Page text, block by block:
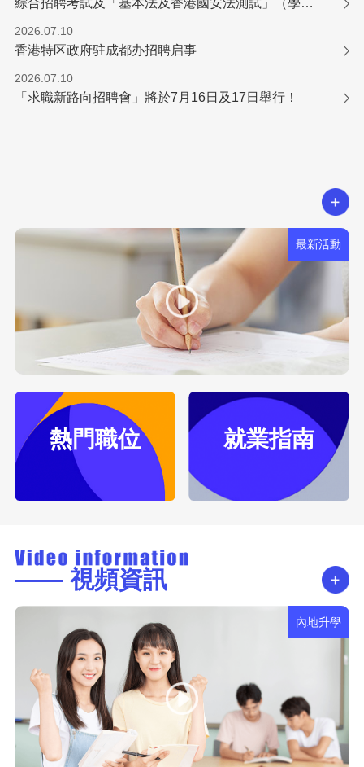
綜合招聘考試及「基本法及香港國安法測試」（學位／專業程度職系）
2026.07.10
香港特区政府驻成都办招聘启事
2026.07.10
「求職新路向招聘會」將於7月16日及17日舉行！
最新活動
熱門職位 就業指南
—— 視頻資訊
內地升學